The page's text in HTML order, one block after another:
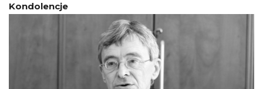
Kondolencje